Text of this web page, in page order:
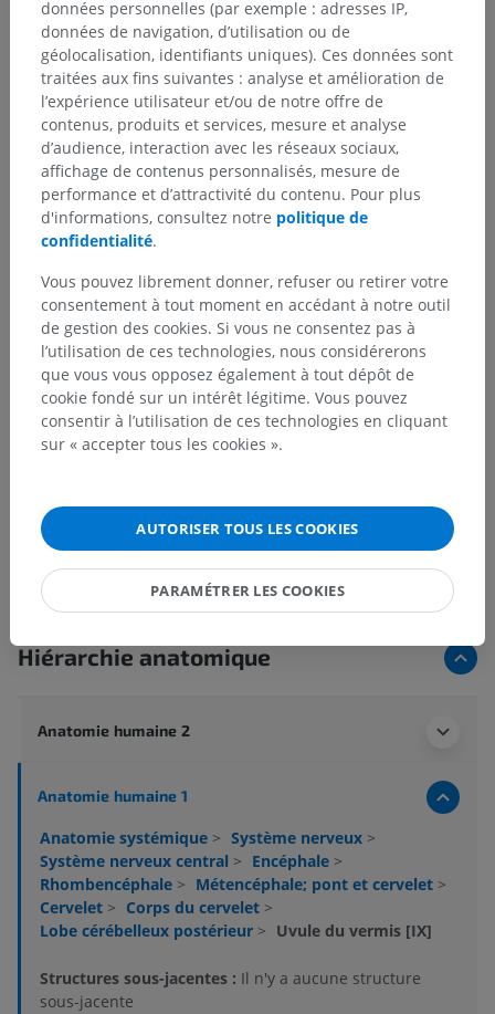
Hiérarchie anatomique
Anatomie humaine 2
Anatomie humaine 1
Anatomie systémique > Système nerveux >
Système nerveux central > Encéphale >
Rhombencéphale > Métencéphale; pont et cervelet >
Cervelet > Corps du cervelet >
Lobe cérébelleux postérieur > Uvule du vermis [IX]
Structures sous-jacentes : Il n'y a aucune structure
sous-jacente
données personnelles (par exemple : adresses IP,
données de navigation, d’utilisation ou de
géolocalisation, identifiants uniques). Ces données sont
traitées aux fins suivantes : analyse et amélioration de
l’expérience utilisateur et/ou de notre offre de
contenus, produits et services, mesure et analyse
d’audience, interaction avec les réseaux sociaux,
affichage de contenus personnalisés, mesure de
performance et d’attractivité du contenu. Pour plus
d'informations, consultez notre politique de
confidentialité.
Vous pouvez librement donner, refuser ou retirer votre
consentement à tout moment en accédant à notre outil
de gestion des cookies. Si vous ne consentez pas à
l’utilisation de ces technologies, nous considérerons
que vous vous opposez également à tout dépôt de
cookie fondé sur un intérêt légitime. Vous pouvez
consentir à l’utilisation de ces technologies en cliquant
sur « accepter tous les cookies ».
AUTORISER TOUS LES COOKIES
PARAMÉTRER LES COOKIES